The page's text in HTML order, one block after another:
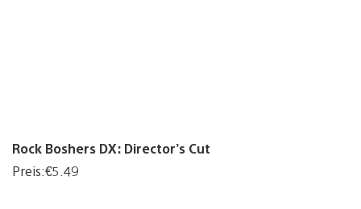
Rock Boshers DX: Director’s Cut
Preis:€5.49